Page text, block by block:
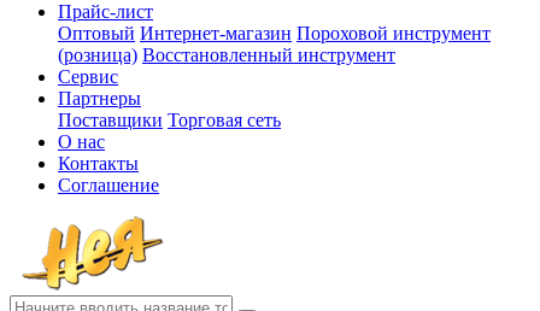
Прайс-лист
Оптовый Интернет-магазин Пороховой инструмент
(розница) Восстановленный инструмент
Сервис
Партнеры
Поставщики Торговая сеть
О нас
Контакты
Соглашение